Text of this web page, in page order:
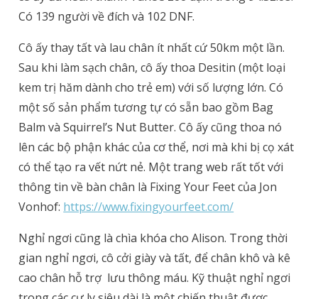
Có 139 người về đích và 102 DNF.
Cô ấy thay tất và lau chân ít nhất cứ 50km một lần.
Sau khi làm sạch chân, cô ấy thoa Desitin (một loại
kem trị hăm dành cho trẻ em) với số lượng lớn. Có
một số sản phẩm tương tự có sẵn bao gồm Bag
Balm và Squirrel’s Nut Butter.Cô ấy cũng thoa nó
lên các bộ phận khác của cơ thể, nơi mà khi bị cọ xát
có thể tạo ra vết nứt nẻ. Một trang web rất tốt với
thông tin về bàn chân là Fixing Your Feet của Jon
Vonhof: https://www.fixingyourfeet.com/
Nghỉ ngơi cũng là chìa khóa cho Alison. Trong thời
gian nghỉ ngơi, cô cởi giày và tất, để chân khô và kê
cao chân hỗ trợ lưu thông máu. Kỹ thuật nghỉ ngơi